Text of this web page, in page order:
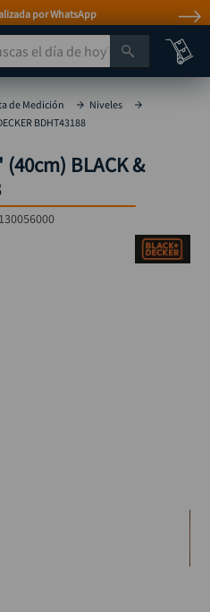
por WhatsApp
el día de hoy?
de Medición
Niveles
BDHT43188
BLACK &
130056000